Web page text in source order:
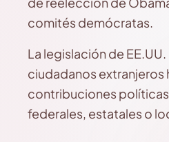
comités demócratas.
La legislación de
ciudadanos extranjeros
contribuciones
federales, estatales o